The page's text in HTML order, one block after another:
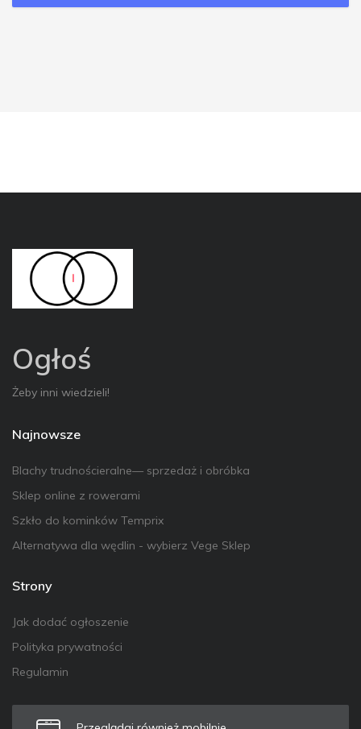
Ogłoś
Żeby inni wiedzieli!
Najnowsze
Blachy trudnościeralne— sprzedaż i obróbka
Sklep online z rowerami
Szkło do kominków Temprix
Alternatywa dla wędlin - wybierz Vege Sklep
Strony
Jak dodać ogłoszenie
Polityka prywatności
Regulamin